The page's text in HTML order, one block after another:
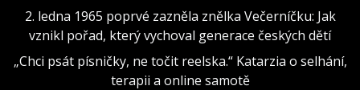
2. ledna 1965 poprvé zazněla znělka Večerníčku: Jak
vznikl pořad, který vychoval generace českých dětí
„Chci psát písničky, ne točit reelska.“ Katarzia o selhání,
terapii a online samotě